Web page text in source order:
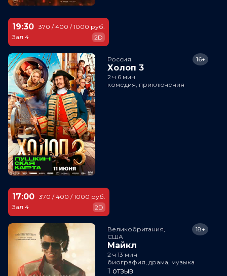
19:30
Зал 4
370 / 400 / 1000 руб.
2D
Россия
Холоп 3
16+
2 ч 6 мин
комедия, приключения
17:00
Зал 4
370 / 400 / 1000 руб.
2D
Великобритания,
США
Майкл
18+
2 ч 13 мин
биография, драма, музыка
1 отзыв